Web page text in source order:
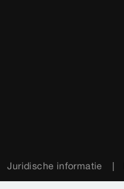
Juridische informatie